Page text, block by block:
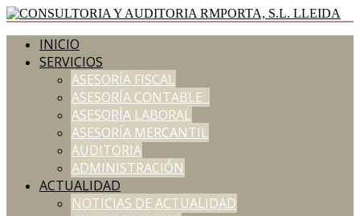
INICIO
SERVICIOS
ASESORÍA FISCAL
ASESORÍA CONTABLE
ASESORÍA LABORAL
ASESORÍA MERCANTIL
AUDITORIA
ADMINISTRACIÓN
ACTUALIDAD
NOTICIAS DE ACTUALIDAD